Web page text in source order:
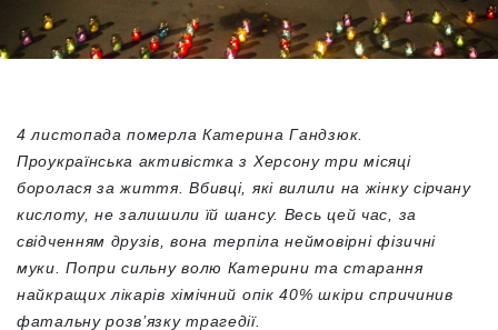
4 листопада померла Катерина Гандзюк.
Проукраїнська активістка з Херсону три місяці
боролася за життя. Вбивці, які вилили на жінку сірчану
кислоту, не залишили їй шансу. Весь цей час, за
свідченням друзів, вона терпіла неймовірні фізичні
муки. Попри сильну волю Катерини та старання
найкращих лікарів хімічний опік 40% шкіри спричинив
фатальну розв’язку трагедії.